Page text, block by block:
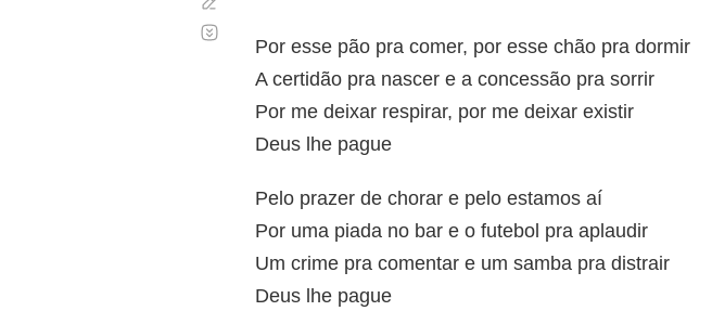
Por esse pão pra comer, por esse chão pra dormir
A certidão pra nascer e a concessão pra sorrir
Por me deixar respirar, por me deixar existir
Deus lhe pague
Pelo prazer de chorar e pelo estamos aí
Por uma piada no bar e o futebol pra aplaudir
Um crime pra comentar e um samba pra distrair
Deus lhe pague
automático